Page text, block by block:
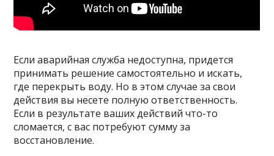
Если аварийная служба недоступна, придется
принимать решение самостоятельно и искать,
где перекрыть воду. Но в этом случае за свои
действия вы несете полную ответственность.
Если в результате ваших действий что-то
сломается, с вас потребуют сумму за
восстановление.